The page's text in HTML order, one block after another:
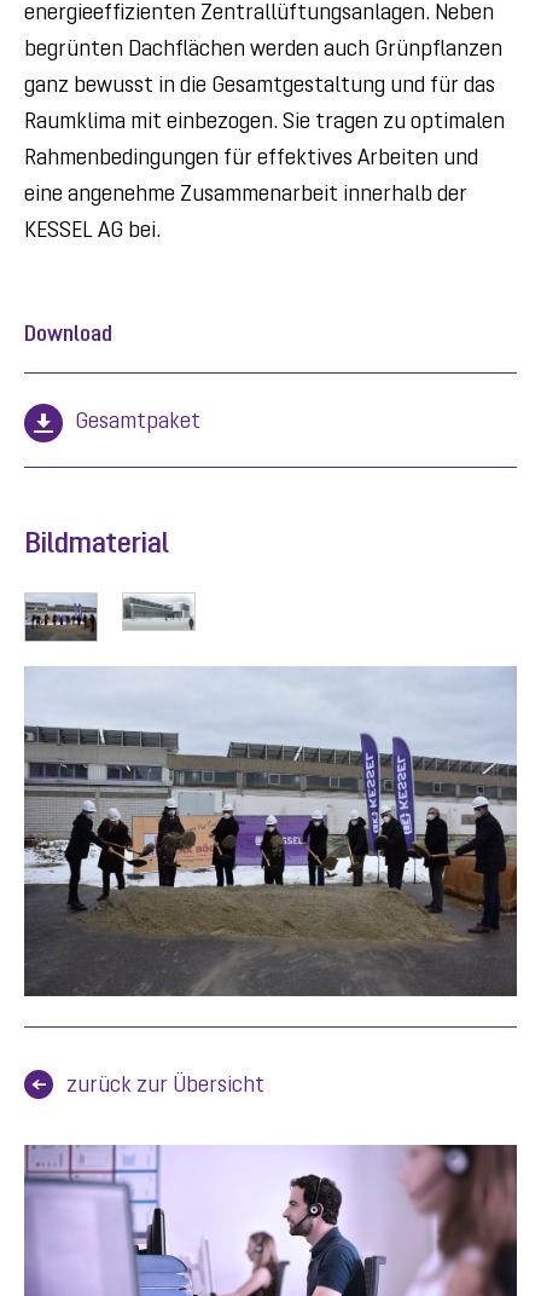
energieeffizienten Zentrallüftungsanlagen. Neben
begrünten Dachflächen werden auch Grünpflanzen
ganz bewusst in die Gesamtgestaltung und für das
Raumklima mit einbezogen. Sie tragen zu optimalen
Rahmenbedingungen für effektives Arbeiten und
eine angenehme Zusammenarbeit innerhalb der
KESSEL AG bei.
Download
Gesamtpaket
Bildmaterial
zurück zur Übersicht